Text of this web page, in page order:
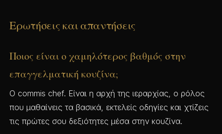
Ερωτήσεις και απαντήσεις
Ποιος είναι ο χαμηλότερος βαθμός στην
επαγγελματική κουζίνα;
Ο commis chef. Είναι η αρχή της ιεραρχίας, ο ρόλος
που μαθαίνεις τα βασικά, εκτελείς οδηγίες και χτίζεις
τις πρώτες σου δεξιότητες μέσα στην κουζίνα.